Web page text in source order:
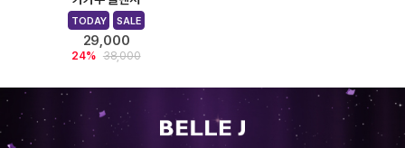
TODAY SALE
29,000
24% 38,000